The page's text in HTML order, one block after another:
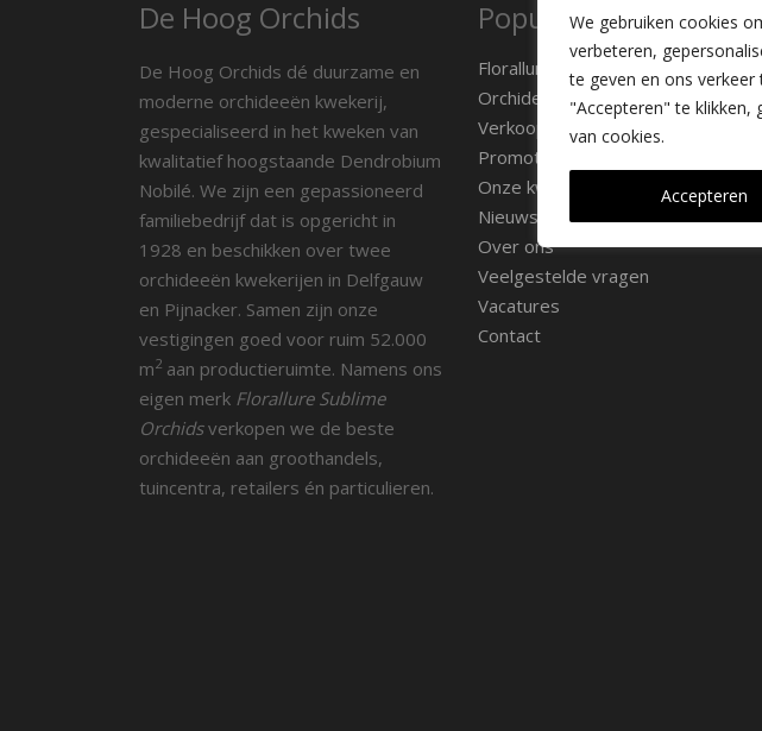
We gebruiken cookies
verbeteren,
te geven en ons
"Accepteren" te klikken,
van cookies.
Accepteren
De Hoog Orchids
De Hoog Orchids dé duurzame en
moderne orchideeën kwekerij,
gespecialiseerd in het kweken van
kwalitatief hoogstaande Dendrobium
Nobilé. We zijn een gepassioneerd
familiebedrijf dat is opgericht in
1928 en beschikken over twee
orchideeën kwekerijen in Delfgauw
en Pijnacker. Samen zijn onze
vestigingen goed voor ruim 52.000
m2 aan productieruimte. Namens ons
eigen merk Florallure Sublime
Orchidsverkopen we de beste
orchideeën aan groothandels,
tuincentra, retailers én particulieren.
Populaire pagina's
Florallure
Orchidee soorten
Verkooppunten
Promotiemateriaal
Onze kwekerij
Nieuws
Over ons
Veelgestelde vragen
Vacatures
Contact